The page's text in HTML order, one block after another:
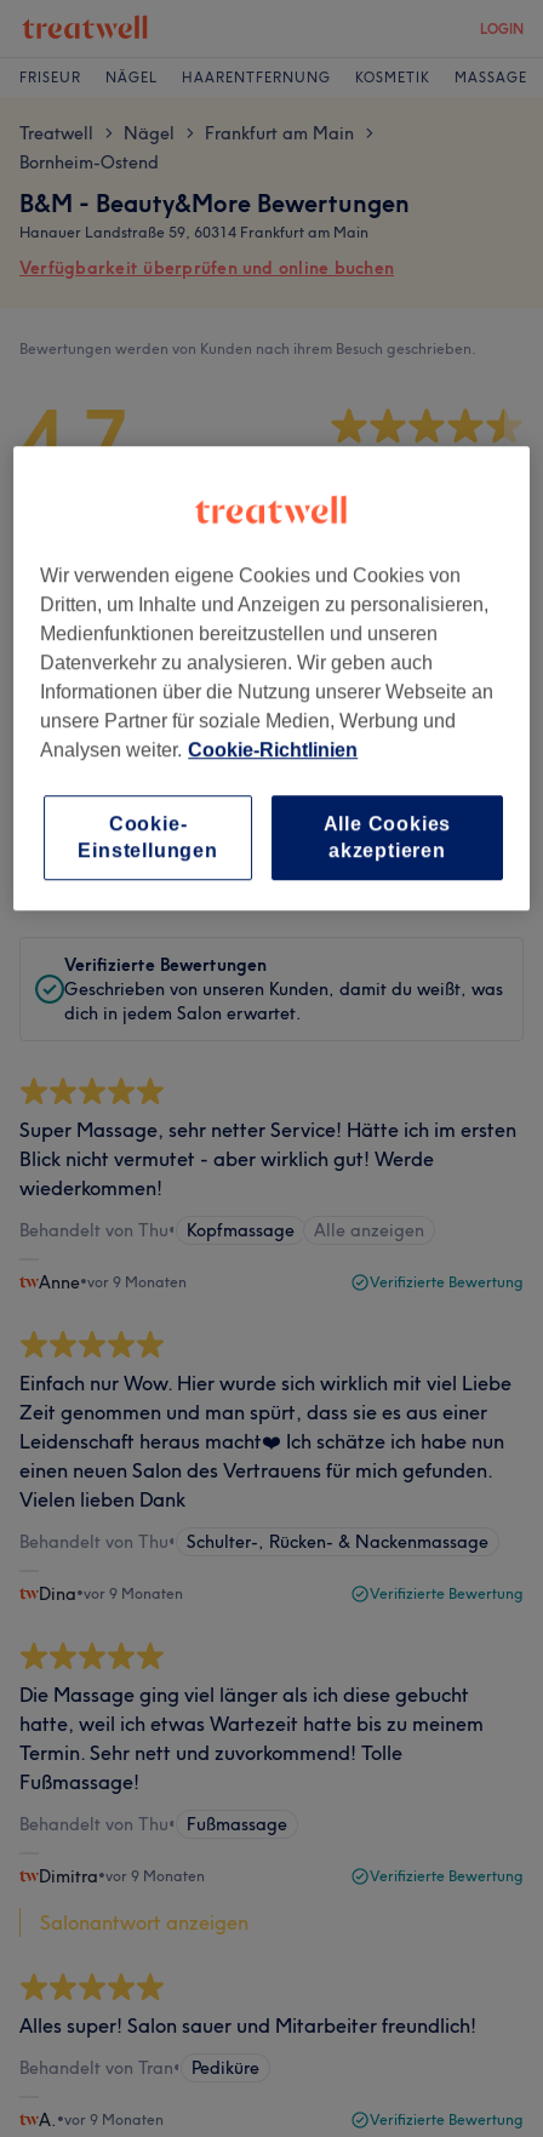
LOGIN
FRISEUR NÄGEL HAARENTFERNUNG KOSMETIK MASSAGE
Treatwell > Nägel > Frankfurt am Main >
Bornheim-Ostend
B&M - Beauty&More Bewertungen
Hanauer Landstraße 59, 60314 Frankfurt am Main
Verfügbarkeit überprüfen und online buchen
Bewertungen werden von Kunden nach ihrem Besuch geschrieben.
4,7
Sauberkeit
Service
Bewertungen filtern
Behandlung Alle Bewertungen
Bewertung Nach Sternen filtern
Verifizierte Bewertungen
Geschrieben von unseren Kunden, damit du weißt, was
dich in jedem Salon erwartet.
Super Massage, sehr netter Service! Hätte ich im ersten
Blick nicht vermutet - aber wirklich gut! Werde
wiederkommen!
Behandelt von Thu• Kopfmassage Alle anzeigen
Anne•vor 9 Monaten Verifizierte Bewertung
Einfach nur Wow. Hier wurde sich wirklich mit viel Liebe
Zeit genommen und man spürt, dass sie es aus einer
Leidenschaft heraus macht❤️ Ich schätze ich habe nun
einen neuen Salon des Vertrauens für mich gefunden.
Vielen lieben Dank
Behandelt von Thu• Schulter-, Rücken- & Nackenmassage
Dina•vor 9 Monaten Verifizierte Bewertung
Die Massage ging viel länger als ich diese gebucht
hatte, weil ich etwas Wartezeit hatte bis zu meinem
Termin. Sehr nett und zuvorkommend! Tolle
Fußmassage!
Behandelt von Thu• Fußmassage
Dimitra•vor 9 Monaten Verifizierte Bewertung
Salonantwort anzeigen
Alles super! Salon sauer und Mitarbeiter freundlich!
Behandelt von Tran• Pediküre
A. •vor 9 Monaten Verifizierte Bewertung
Wir verwenden eigene Cookies und Cookies von
Dritten, um Inhalte und Anzeigen zu personalisieren,
Medienfunktionen bereitzustellen und unseren
Datenverkehr zu analysieren. Wir geben auch
Informationen über die Nutzung unserer Webseite an
unsere Partner für soziale Medien, Werbung und
Analysen weiter. Cookie-Richtlinien
Cookie-
Einstellungen
Alle Cookies
akzeptieren